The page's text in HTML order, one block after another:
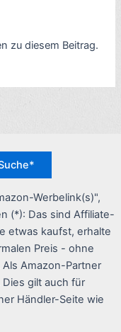
zu diesem Beitrag.
Werbelink(s)",
(*): Das sind Affiliate-
etwas kaufst, erhalte
Preis - ohne
Amazon-Partner
gilt auch für
Händler-Seite wie